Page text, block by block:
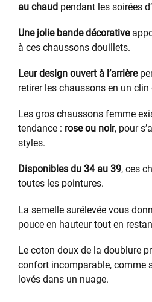
au chaud pendant les soirées
Une jolie bande décorative
à ces chaussons douillets.
Leur design ouvert à l’arrière
retirer les chaussons en un clin
Les gros chaussons femme
tendance : rose ou noir, pour
styles.
Disponibles du 34 au 39, ces
toutes les pointures.
La semelle surélevée vous
pouce en hauteur tout en
Le coton doux de la doublure
confort incomparable, comme
lovés dans un nuage.